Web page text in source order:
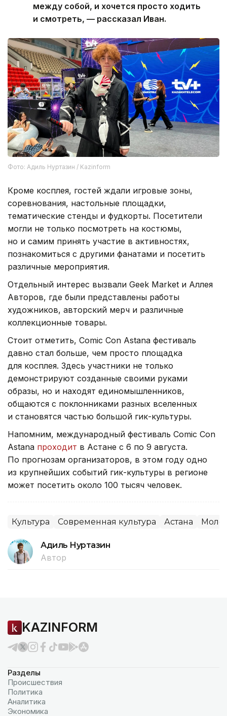
между собой, и хочется просто ходить
и смотреть, — рассказал Иван.
Фото: Адиль Нуртазин / Kazinform
Кроме косплея, гостей ждали игровые зоны,
соревнования, настольные площадки,
тематические стенды и фудкорты. Посетители
могли не только посмотреть на костюмы,
но и самим принять участие в активностях,
познакомиться с другими фанатами и посетить
различные мероприятия.
Отдельный интерес вызвали Geek Market и Аллея
Авторов, где были представлены работы
художников, авторский мерч и различные
коллекционные товары.
Стоит отметить, Comic Con Astana фестиваль
давно стал больше, чем просто площадка
для косплея. Здесь участники не только
демонстрируют созданные своими руками
образы, но и находят единомышленников,
общаются с поклонниками разных вселенных
и становятся частью большой гик-культуры.
Напомним, международный фестиваль Comic Con
Astana проходит в Астане с 6 по 9 августа.
По прогнозам организаторов, в этом году одно
из крупнейших событий гик-культуры в регионе
может посетить около 100 тысяч человек.
Культура Современная культура Астана
Адиль Нуртазин
Автор
KAZINFORM
Разделы
Происшествия
Политика
Аналитика
Экономика